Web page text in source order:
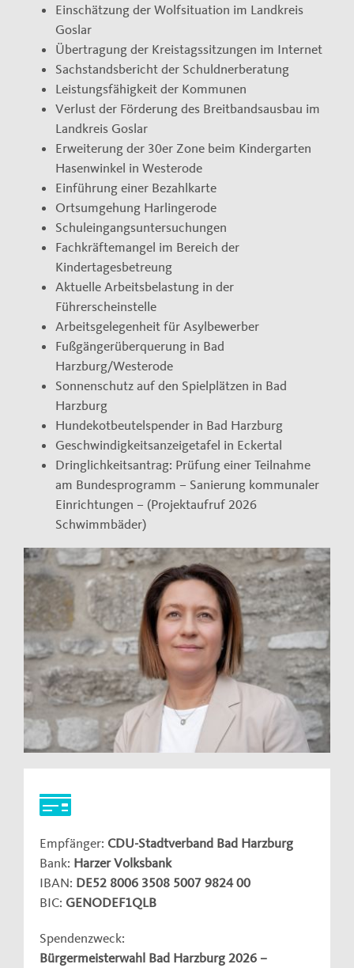
Einschätzung der Wolfsituation im Landkreis
Goslar
Übertragung der Kreistagssitzungen im Internet
Sachstandsbericht der Schuldnerberatung
Leistungsfähigkeit der Kommunen
Verlust der Förderung des Breitbandsausbau im
Landkreis Goslar
Erweiterung der 30er Zone beim Kindergarten
Hasenwinkel in Westerode
Einführung einer Bezahlkarte
Ortsumgehung Harlingerode
Schuleingangsuntersuchungen
Fachkräftemangel im Bereich der
Kindertagesbetreung
Aktuelle Arbeitsbelastung in der
Führerscheinstelle
Arbeitsgelegenheit für Asylbewerber
Fußgängerüberquerung in Bad
Harzburg/Westerode
Sonnenschutz auf den Spielplätzen in Bad
Harzburg
Hundekotbeutelspender in Bad Harzburg
Geschwindigkeitsanzeigetafel in Eckertal
Dringlichkeitsantrag: Prüfung einer Teilnahme
am Bundesprogramm – Sanierung kommunaler
Einrichtungen – (Projektaufruf 2026
Schwimmbäder)
Empfänger: CDU-Stadtverband Bad Harzburg
Bank: Harzer Volksbank
IBAN: DE52 8006 3508 5007 9824 00
BIC: GENODEF1QLB
Spendenzweck:
Bürgermeisterwahl Bad Harzburg 2026 –